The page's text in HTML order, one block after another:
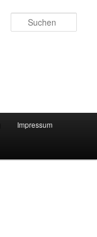
Impressum